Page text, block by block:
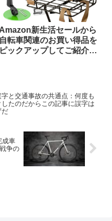
Amazon新生活セールから
自転車関連のお買い得品を
ピックアップしてご紹介し
と交通事故の共通点：何度も
たのだからこの記事に誤字は
だ
成車
争の